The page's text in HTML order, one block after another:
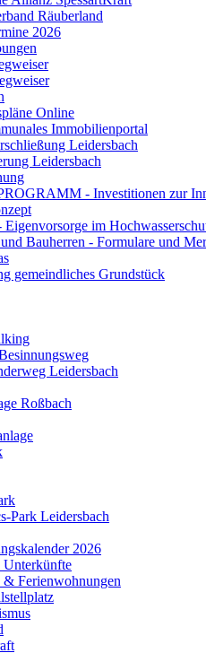
Räuberland
2026
Online
Immobilienportal
Leidersbach
Leidersbach
- Investitionen zur
im
Bauherren - Formulare und
gemeindliches Grundstück
Leidersbach
Roßbach
Park Leidersbach
2026
Unterkünfte
& Ferienwohnungen